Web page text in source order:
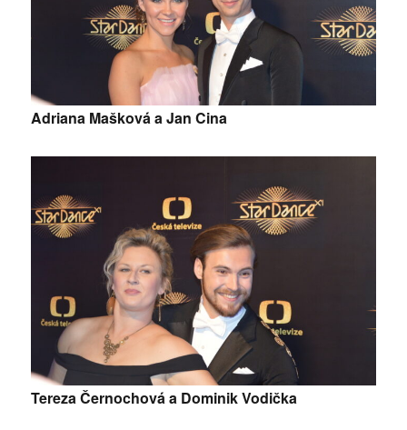
Adriana Mašková a Jan Cina
Tereza Černochová a Dominik Vodička